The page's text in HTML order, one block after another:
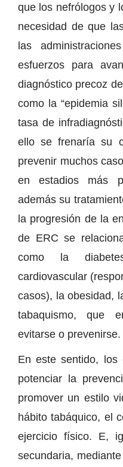
que los nefrólogos y
necesidad de que
las
esfuerzos para
diagnóstico precoz
como la “epidemia
tasa de
ello se frenaría su
prevenir muchos
en estadios más
además su
la progresión de la
de ERC se
como la
cardiovascular
casos), la obesidad,
tabaquismo, que
evitarse o prevenirse.
En este sentido, los
potenciar la
promover un estilo
hábito tabáquico, el
ejercicio físico. E,
secundaria,